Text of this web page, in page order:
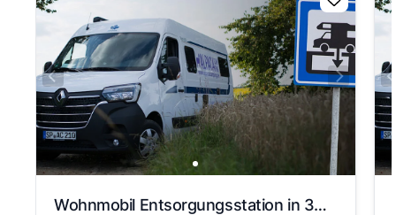
Wohnmobil Entsorgungsstation in 38518 Gifhorn